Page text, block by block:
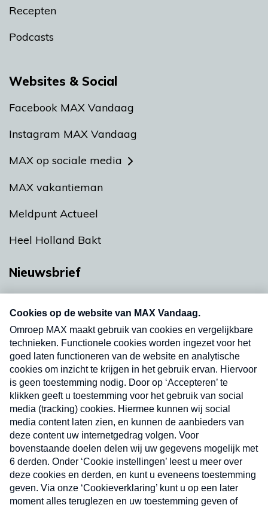
Recepten
Podcasts
Websites & Social
Facebook MAX Vandaag
Instagram MAX Vandaag
MAX op sociale media
MAX vakantieman
Meldpunt Actueel
Heel Holland Bakt
Nieuwsbrief
nieuwsbrief. Elke vrijdag- en dinsdagochtend in
uw mailbox.
Verzend
Nieuwsbrief
Neem hier een gratis abonnement op onze